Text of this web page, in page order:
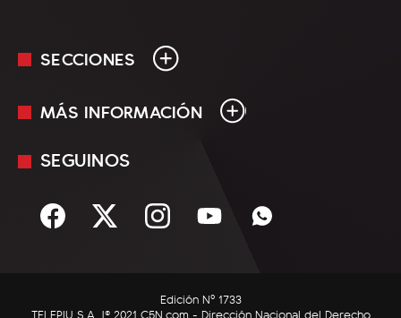
SECCIONES
En Vivo
Sociedad
C5N Autos
MÁS INFORMACIÓN
Mediakit
Términos y condiciones
SEGUINOS
Edición Nº 1733
TELEPIU S.A. |© 2021 C5N.com - Dirección Nacional del Derecho